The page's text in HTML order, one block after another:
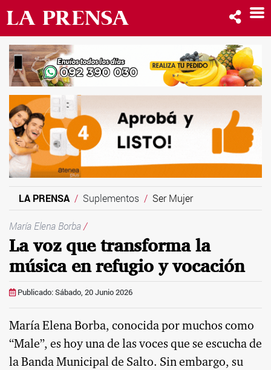
LA PRENSA Suplementos Ser Mujer
María Elena Borba/
La voz que transforma la
música en refugio y vocación
Publicado: Sábado, 20 Junio 2026
María Elena Borba, conocida por muchos como
“Male”, es hoy una de las voces que se escucha de
la Banda Municipal de Salto. Sin embargo, su